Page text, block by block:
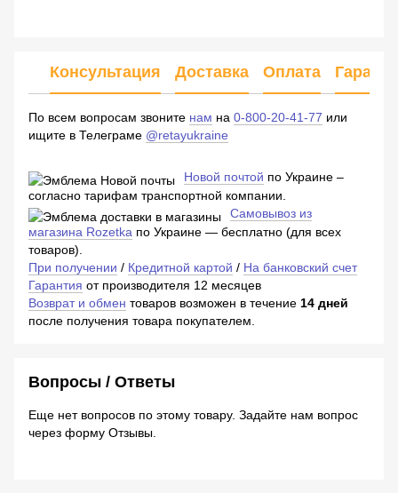
Консультация Доставка Оплата
По всем вопросам звоните нам на 0-800-20-41-77 или
ищите в Телеграме @retayukraine
Новой почтой по Украине –
согласно тарифам транспортной компании.
Самовывоз из
магазина Rozetka по Украине — бесплатно (для всех
товаров).
При получении / Кредитной картой / На банковский счет
Гарантия от производителя 12 месяцев
Возврат и обмен товаров возможен в течение 14 дней
после получения товара покупателем.
Вопросы / Ответы
Еще нет вопросов по этому товару. Задайте нам вопрос
через форму Отзывы.